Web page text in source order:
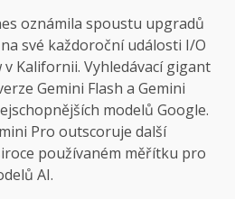
oznámila spoustu upgradů
své každoroční události I/O
Kalifornii. Vyhledávací gigant
Gemini Flash a Gemini
modelů Google.
Pro outscoruje další
používaném měřítku pro
AI.